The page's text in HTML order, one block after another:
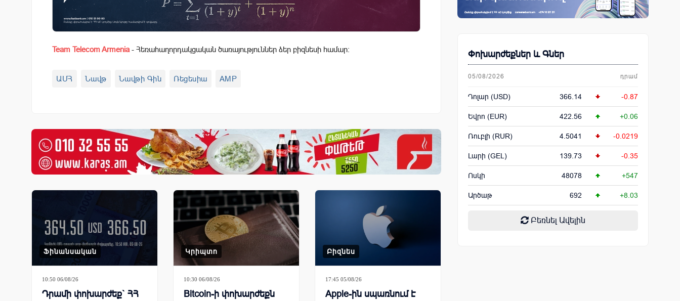
Team Telecom Armenia - Հեռահաղորդակցական ծառայություններ ձեր բիզնեսի համար:
ԱՄՀ Նավթ Նավթի Գին Ռեցեսիա AMP
Փոխարժեքներ և Գներ
05/08/2026 դրամ
Դոլար (USD) 366.14 -0.87
Եվրո (EUR) 422.56 +0.06
Ռուբլի (RUR) 4.5041 -0.0219
Լարի (GEL) 139.73 -0.35
Ոսկի 48078 +547
Արծաթ 692 +8.03
Բեռնել Ավելին
Ֆինանսական
10:50 06/08/26
Դրամի փոխարժեք` ՀՀ
Կրիպտո
10:30 06/08/26
Bitcoin-ի փոխարժեքն
Բիզնես
17:45 05/08/26
Apple-ին սպառնում է